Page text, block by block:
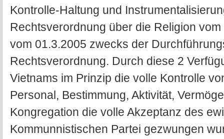
Kontrolle-Haltung und
Rechtsverordnung über die Religion
vom 01.3.2005 zwecks der
Rechtsverordnung. Durch diese 2
Vietnams im Prinzip die volle Kontrolle
Personal, Bestimmung, Aktivität,
Kongregation die volle Akzeptanz des
Kommunnistischen Partei gezwungen